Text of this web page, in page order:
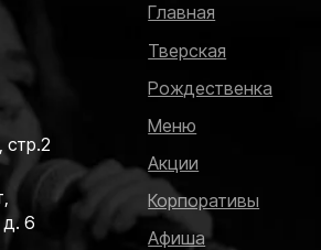
Главная
Тверская
Рождественка
Меню
Акции
Корпоративы
Афиша
стр.2
д. 6